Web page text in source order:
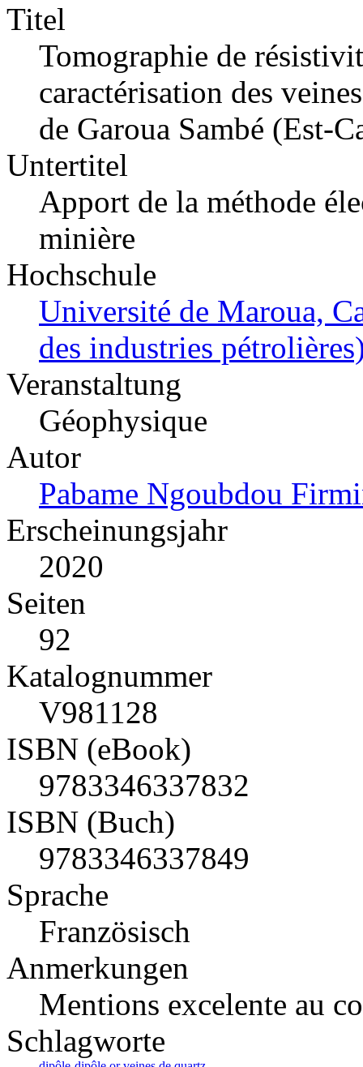
Titel
Tomographie de
caractérisation des
de Garoua Sambé (Est-
Untertitel
Apport de la méthode
minière
Hochschule
Université de Maroua,
des industries
Veranstaltung
Géophysique
Autor
Pabame Ngoubdou
Erscheinungsjahr
2020
Seiten
92
Katalognummer
V981128
ISBN (eBook)
9783346337832
ISBN (Buch)
9783346337849
Sprache
Französisch
Anmerkungen
Mentions excelente au
Schlagworte